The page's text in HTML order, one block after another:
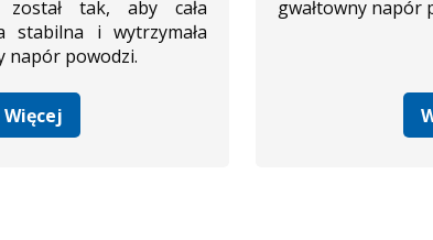
został tak, aby cała
stabilna i wytrzymała
napór powodzi.
Więcej
gwałtowny napór